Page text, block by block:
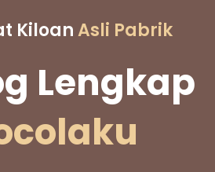
KiloanAsli Pabrik
Lengkap